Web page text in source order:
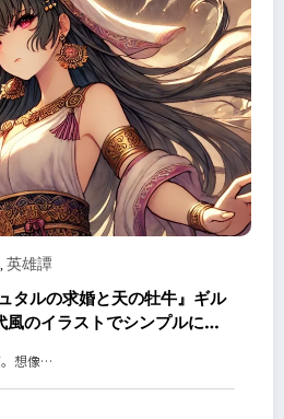
, 英雄譚
タルの求婚と天の牡牛』ギル
のイラストでシンプルに読
。想像…